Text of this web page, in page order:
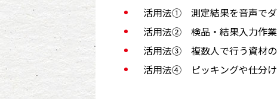
活用法① 測定結果を音声でダ
活用法② 検品・結果入力作
活用法③ 複数人で行う資材
活用法④ ピッキングや仕分